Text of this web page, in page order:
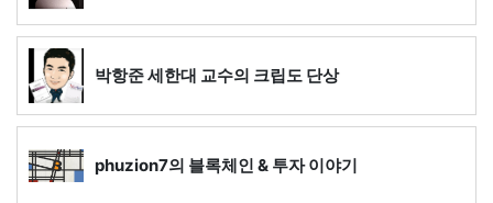
박항준 세한대 교수의 크립도 단상
phuzion7의 블록체인 & 투자 이야기